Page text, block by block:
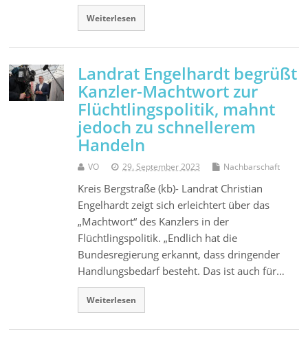
Weiterlesen
Landrat Engelhardt begrüßt
Kanzler-Machtwort zur
Flüchtlingspolitik, mahnt
jedoch zu schnellerem
Handeln
VO 29. September 2023 Nachbarschaft
Kreis Bergstraße (kb)- Landrat Christian
Engelhardt zeigt sich erleichtert über das
„Machtwort“ des Kanzlers in der
Flüchtlingspolitik. „Endlich hat die
Bundesregierung erkannt, dass dringender
Handlungsbedarf besteht. Das ist auch für…
Weiterlesen